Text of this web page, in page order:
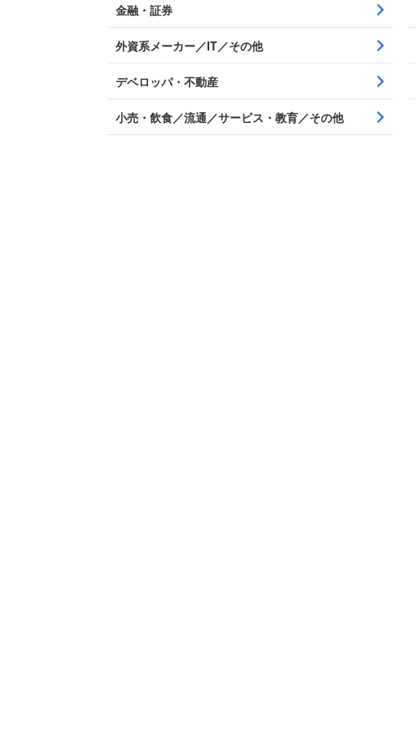
金融・証券
外資系メーカー／IT／その他
デベロッパ・不動産
小売・飲食／流通／サービス・教育／その他